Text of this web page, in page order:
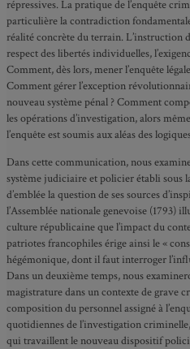
répressives. La pratique de l’enquête
particulière la contradiction
réalité concrète du terrain. L’instruction
respect des libertés individuelles,
Comment, dès lors, mener l’enquête
Comment gérer l’exception
nouveau système pénal ? Comment
les opérations d’investigation, alors
l’enquête est soumis aux aléas des
Dans cette communication, nous
système judiciaire et policier établi sous
d’emblée la question de ses sources
l’Assemblée nationale genevoise (1793)
culture républicaine que l’impact du
patriotes francophiles érige ainsi le «
hégémonique, dont il faut interroger
Dans un deuxième temps, nous
magistrature dans un contexte de grave
composition du personnel assigné à
quotidiennes de l’investigation
qui travaillent le nouveau dispositif